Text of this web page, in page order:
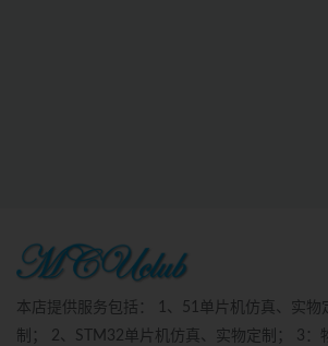
本店提供服务包括： 1、51单片机仿真、实物
制； 2、STM32单片机仿真、实物定制； 3：